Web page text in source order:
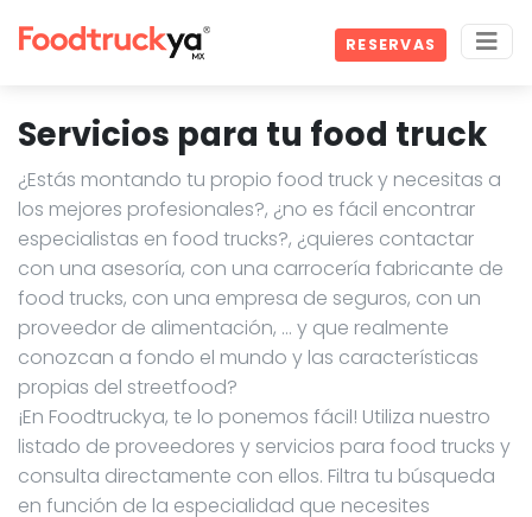
RESERVAS
Servicios para tu food truck
¿Estás montando tu propio food truck y necesitas a
los mejores profesionales?, ¿no es fácil encontrar
especialistas en food trucks?, ¿quieres contactar
con una asesoría, con una carrocería fabricante de
food trucks, con una empresa de seguros, con un
proveedor de alimentación, … y que realmente
conozcan a fondo el mundo y las características
propias del streetfood?
¡En Foodtruckya, te lo ponemos fácil! Utiliza nuestro
listado de proveedores y servicios para food trucks y
consulta directamente con ellos. Filtra tu búsqueda
en función de la especialidad que necesites